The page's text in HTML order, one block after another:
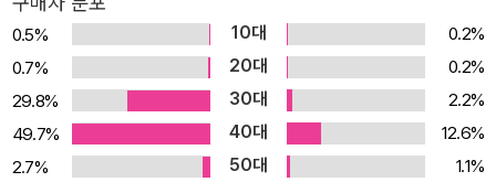
요 때문에 꿈을 찾지 못하다가, 어른이 되고서도 한참 뒤에야 진짜 하
고 싶은 일을 찾게 된 ‘건달 씨’ 이야기를 담고 있다. 그리고 꿈을 이루
고 행복을 찾은 건달 씨 덕분에 날마다 신기하고 새롭고 멋지고 기막
힌 일 들을 겪는 아이들의 행복한 일상을 보여 준다. 이를 통해 저마다
자기만의 꿈을 갖는 것이 얼마나 소중한지, 그 꿈을 이루는 사람들이
많아질수록 이 세상이 얼마나 행복하게 변화될 수 있는지를 일깨워준
0.5% 10대
0.2%
0.7%
20대
0.2%
29.8%
30대
2.2%
49.7%
40대
12.6%
2.7%
50대
1.1%